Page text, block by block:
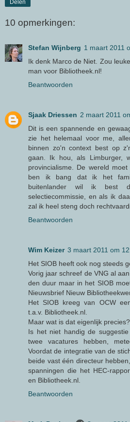
Delen
10 opmerkingen:
Stefan Wijnberg 1 maart 2011
Ik denk Marco de Niet. Zou
man voor Bibliotheek.nl!
Beantwoorden
Sjaak Driessen 2 maart 2011
Dit is een spannende en
zie het helemaal voor me,
binnen zo'n context best op
gaan. Ik hou, als Limburger,
provincialisme. De wereld
ben ik bang dat ik het
buitenlander wil ik best
selectiecommissie, en als ik
zal ik heel steng doch
Beantwoorden
Wim Keizer 3 maart 2011 om
Het SIOB heeft ook nog steeds
Vorig jaar schreef de VNG al
den duur maar in het SIOB
Nieuwsbrief Nieuw
Het SIOB kreeg van OCW
t.a.v. Bibliotheek.nl.
Maar wat is dat eigenlijk precies?
Is het niet handig de
twee vacatures hebben,
Voordat de integratie van de
beide vast één directeur
spanningen die het HEC-
en Bibliotheek.nl.
Beantwoorden